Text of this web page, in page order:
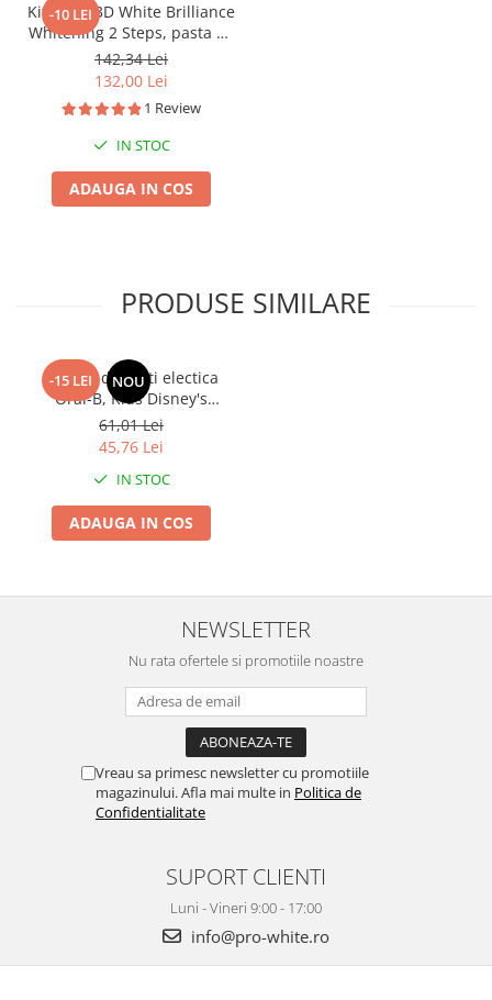
-10 LEI
Kit Crest 3D White Brilliance
Whitening 2 Steps, pasta de
dinți 113 g si gel de albire
65 g
142,34 Lei
132,00 Lei
1 Review
IN STOC
ADAUGA IN COS
PRODUSE SIMILARE
-15 LEI NOU
Periuta de dinti electica
Oral-B, Kids Disney's
Princess, peri moi, pentru
copii
61,01 Lei
45,76 Lei
IN STOC
ADAUGA IN COS
NEWSLETTER
Nu rata ofertele si promotiile noastre
Vreau sa primesc newsletter cu promotiile
magazinului. Afla mai multe in Politica de
Confidentialitate
SUPORT CLIENTI
Luni - Vineri 9:00 - 17:00
info@pro-white.ro